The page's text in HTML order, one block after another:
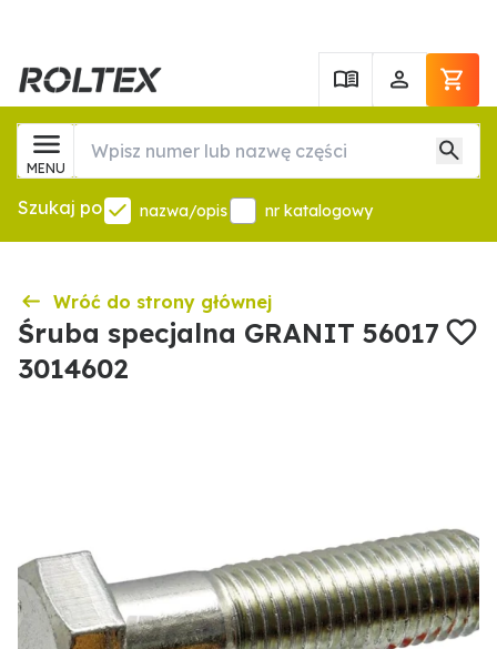
MENU
Szukaj po nazwa/opis nr katalogowy
Wróć do strony głównej
Śruba specjalna GRANIT 56017
3014602